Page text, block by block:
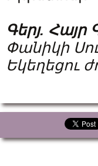
Գերյ.
Փանիկի
Եկեղեցու